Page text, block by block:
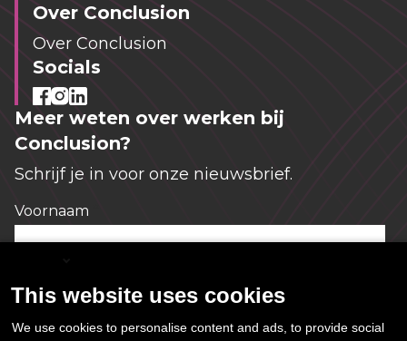
Over Conclusion
Over Conclusion
Socials
Meer weten over werken bij
Conclusion?
Schrijf je in voor onze nieuwsbrief.
Voornaam
E-mailadres *
This website uses cookies
We use cookies to personalise content and ads, to provide social